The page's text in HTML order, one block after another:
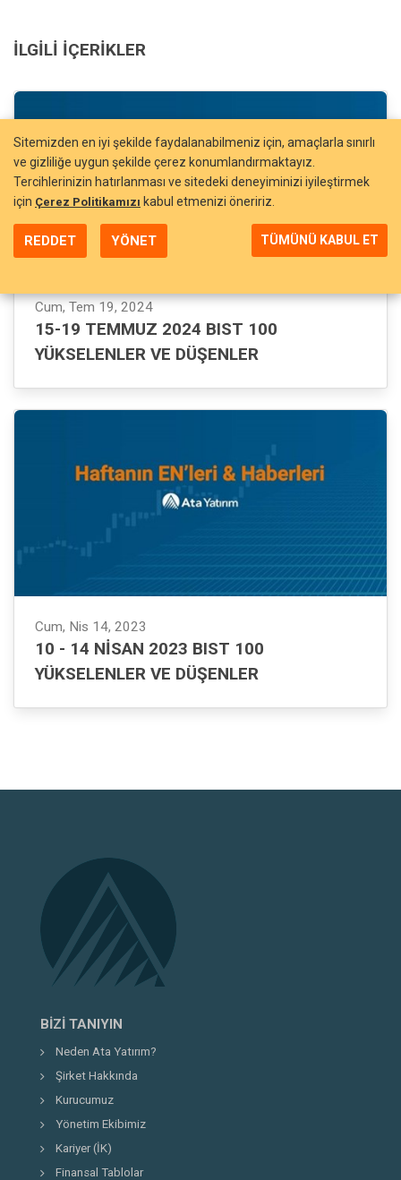
İLGILI İÇERIKLER
Cum, Tem 19, 2024
15-19 TEMMUZ 2024 BIST 100
YÜKSELENLER VE DÜŞENLER
Cum, Nis 14, 2023
10 - 14 NISAN 2023 BIST 100
YÜKSELENLER VE DÜŞENLER
BIZI TANIYIN
Neden Ata Yatırım?
Şirket Hakkında
Kurucumuz
Yönetim Ekibimiz
Kariyer (İK)
Finansal Tablolar
Sitemizden en iyi şekilde faydalanabilmeniz için, amaçlarla sınırlı
ve gizliliğe uygun şekilde çerez konumlandırmaktayız.
Tercihlerinizin hatırlanması ve sitedeki deneyiminizi iyileştirmek
için Çerez Politikamızı kabul etmenizi öneririz.
REDDET YÖNET TÜMÜNÜ KABUL ET